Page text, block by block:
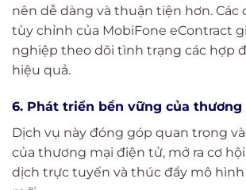
nên dễ dàng và thuận tiện hơn. Các
tùy chỉnh của MobiFone eContract
nghiệp theo dõi tình trạng các hợp
hiệu quả.
6. Phát triển bền vững của
Dịch vụ này đóng góp quan trọng
của thương mại điện tử, mở ra cơ
dịch trực tuyến và thúc đẩy mô